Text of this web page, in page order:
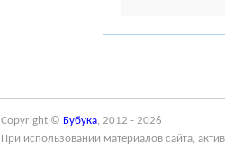
Copyright © Бубука, 2012 - 2026
При использовании материалов сайта,